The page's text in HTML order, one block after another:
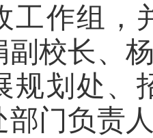
工作组，
副校长、
规划处、
部门负责